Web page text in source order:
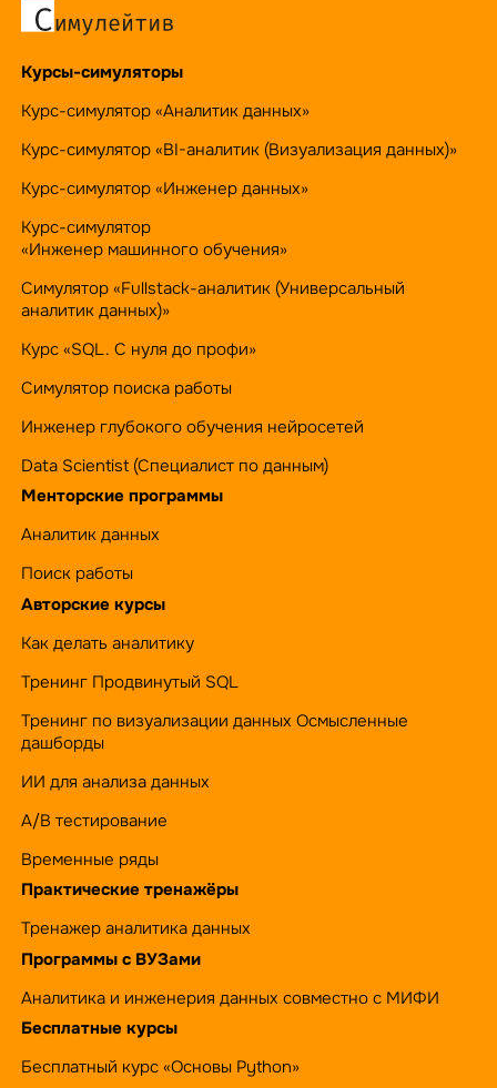
Курсы-симуляторы
Курс-симулятор «Аналитик данных»
Курс-симулятор «BI-аналитик (Визуализация данных)»
Курс-симулятор «Инженер данных»
Курс-симулятор
«Инженер машинного обучения»
Симулятор «Fullstack-аналитик (Универсальный
аналитик данных)»
Курс «SQL. С нуля до профи»
Симулятор поиска работы
Инженер глубокого обучения нейросетей
Data Scientist (Специалист по данным)
Менторские программы
Аналитик данных
Поиск работы
Авторские курсы
Как делать аналитику
Тренинг Продвинутый SQL
Тренинг по визуализации данных Осмысленные
дашборды
ИИ для анализа данных
А/B тестирование
Временные ряды
Практические тренажёры
Тренажер аналитика данных
Программы с ВУЗами
Аналитика и инженерия данных совместно с МИФИ
Бесплатные курсы
Бесплатный курс «Основы Python»